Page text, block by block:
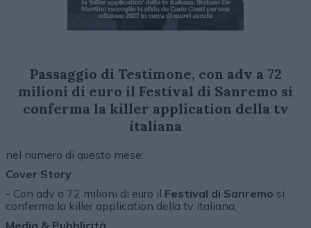
Passaggio di Testimone, con adv a 72
milioni di euro il Festival di Sanremo si
conferma la killer application della tv
italiana
nel numero di questo mese:
Cover Story
- Con adv a 72 milioni di euro il Festival di Sanremo si
conferma la killer application della tv italiana;
Media & Pubblicità